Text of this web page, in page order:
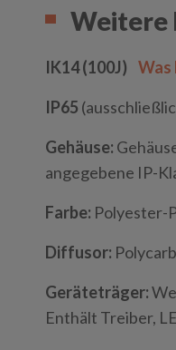
Weitere
IK14 (100J)
IP65
Gehäuse:
angegebene IP-
Farbe: Polyester-
Diffusor:
Geräteträger:
Enthält Treiber,